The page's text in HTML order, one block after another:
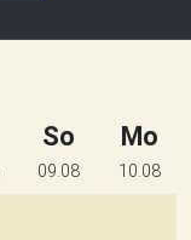
So
09.08
Mo
10.08